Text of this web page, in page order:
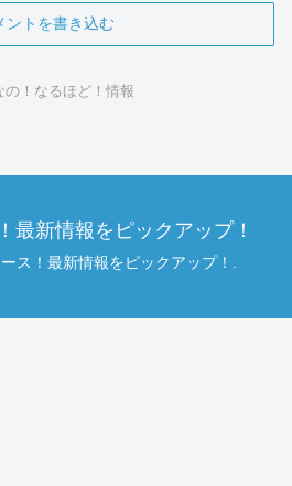
ントを書き込む
の！なるほど！情報
新情報をピックアップ！
ス！最新情報をピックアップ！.